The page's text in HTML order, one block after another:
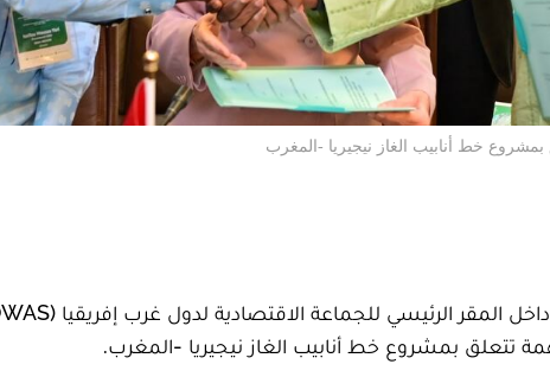
خط أنابيب الغاز نيجيريا -المغرب
تتعلق بمشروع خط أنابيب الغاز نيجيريا -المغرب.